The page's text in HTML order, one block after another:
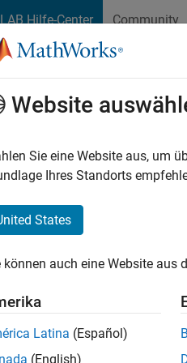
Hilfe-Center Community
MATLAB
Codegenerierung
Codes
Für
Website
Sie eine Website aus, um
Ihres Standorts
States
können auch eine Website aus
Latina (Español)
(English)